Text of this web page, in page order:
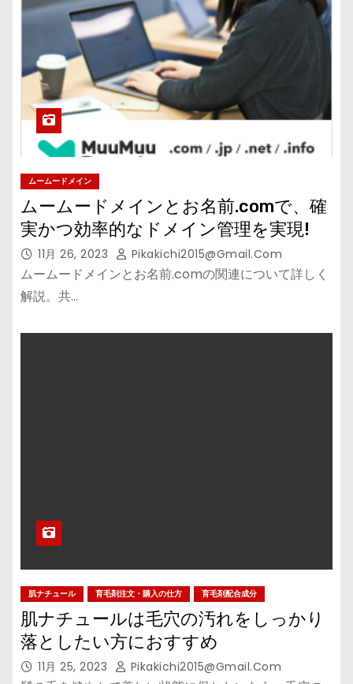
ムームードメイン
ムームードメインとお名前.comで、確
実かつ効率的なドメイン管理を実現!
11月 26, 2023 Pikakichi2015@gmail.com
ムームードメインとお名前.comの関連について詳しく
解説。共…
肌ナチュール 育毛剤注文・購入の仕方 育毛剤配合成分
肌ナチュールは毛穴の汚れをしっかり
落としたい方におすすめ
11月 25, 2023 Pikakichi2015@gmail.com